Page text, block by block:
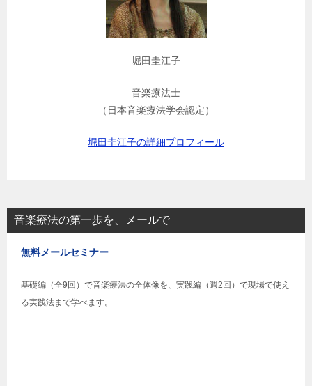
堀田圭江子
音楽療法士
（日本音楽療法学会認定）
堀田圭江子の詳細プロフィール
音楽療法の第一歩を、メールで
無料メールセミナー
基礎編（全9回）で音楽療法の全体像を、実践編（週2回）で現場で使え
る実践法まで学べます。